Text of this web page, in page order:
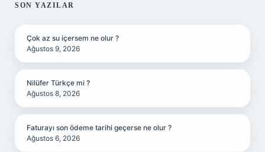
SIDEBAR
SON YAZILAR
Çok az su içersem ne olur ?
Ağustos 9, 2026
Nilüfer Türkçe mi ?
Ağustos 8, 2026
Faturayı son ödeme tarihi geçerse ne olur ?
Ağustos 6, 2026